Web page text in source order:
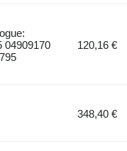
04909170
120,16 €
348,40 €